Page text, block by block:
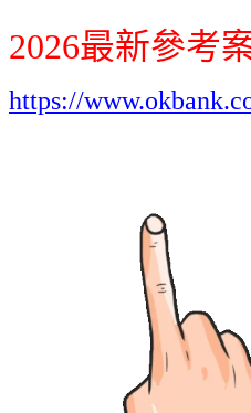
2026最新參考
https://